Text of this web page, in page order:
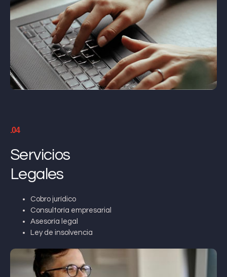
.04
Servicios
Legales
Cobro jurídico
Consultoría empresarial
Asesoría legal
Ley de insolvencia